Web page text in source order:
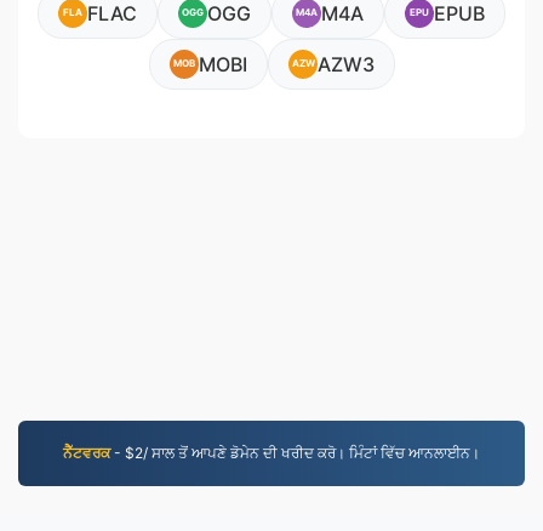
FLA FLAC OGG OGG M4A M4A EPU EPUB
MOB MOBI AZWAZW3
ਨੈੱਟਵਰਕ- $2/ ਸਾਲ ਤੋਂ ਆਪਣੇ ਡੋਮੇਨ ਦੀ ਖਰੀਦ ਕਰੋ। ਮਿੰਟਾਂ ਵਿੱਚ ਆਨਲਾਈਨ।